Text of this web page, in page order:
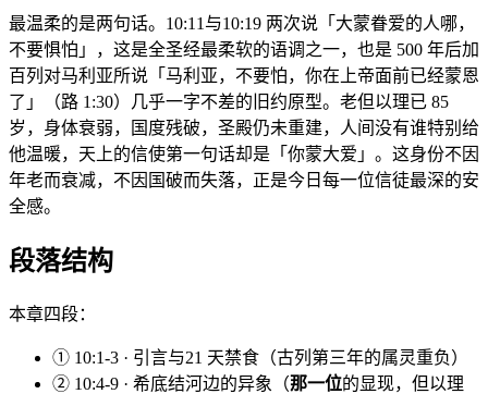
最温柔的是两句话。10:11与10:19 两次说「大蒙眷爱的人哪，
不要惧怕」，这是全圣经最柔软的语调之一，也是 500 年后加
百列对马利亚所说「马利亚，不要怕，你在上帝面前已经蒙恩
了」（路 1:30）几乎一字不差的旧约原型。老但以理已 85
岁，身体衰弱，国度残破，圣殿仍未重建，人间没有谁特别给
他温暖，天上的信使第一句话却是「你蒙大爱」。这身份不因
年老而衰减，不因国破而失落，正是今日每一位信徒最深的安
全感。
段落结构
本章四段：
① 10:1-3 · 引言与21 天禁食（古列第三年的属灵重负）
② 10:4-9 · 希底结河边的异象（那一位的显现，但以理